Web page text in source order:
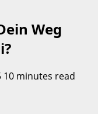
Weg
10 minutes read